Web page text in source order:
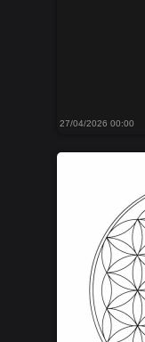
27/04/2026 00:00